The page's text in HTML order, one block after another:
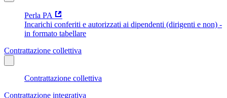
Perla PA
Incarichi conferiti e autorizzati ai dipendenti (dirigenti e non) -
in formato tabellare
Contrattazione collettiva
Contrattazione collettiva
Contrattazione integrativa